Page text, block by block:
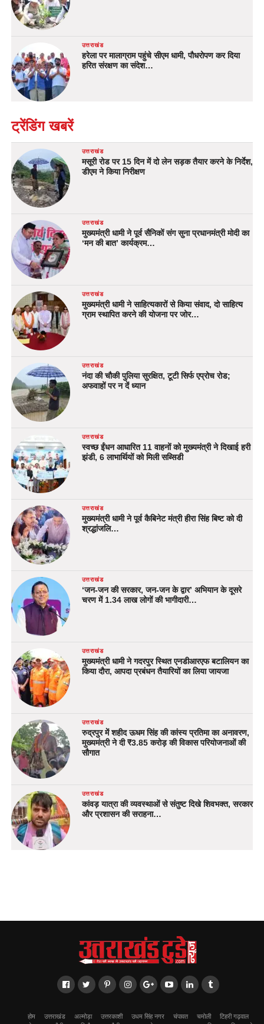
उत्तराखंड
हरेला पर मालाग्राम पहुंचे सीएम धामी, पौधरोपण कर दिया
हरित संरक्षण का संदेश…
ट्रेंडिंग खबरें
उत्तराखंड
मसूरी रोड पर 15 दिन में दो लेन सड़क तैयार करने के निर्देश,
डीएम ने किया निरीक्षण
उत्तराखंड
मुख्यमंत्री धामी ने पूर्व सैनिकों संग सुना प्रधानमंत्री मोदी का
‘मन की बात’ कार्यक्रम…
उत्तराखंड
मुख्यमंत्री धामी ने साहित्यकारों से किया संवाद, दो साहित्य
ग्राम स्थापित करने की योजना पर जोर…
उत्तराखंड
नंदा की चौकी पुलिया सुरक्षित, टूटी सिर्फ एप्रोच रोड;
अफवाहों पर न दें ध्यान
उत्तराखंड
स्वच्छ ईंधन आधारित 11 वाहनों को मुख्यमंत्री ने दिखाई हरी
झंडी, 6 लाभार्थियों को मिली सब्सिडी
उत्तराखंड
मुख्यमंत्री धामी ने पूर्व कैबिनेट मंत्री हीरा सिंह बिष्ट को दी
श्रद्धांजलि…
उत्तराखंड
‘जन-जन की सरकार, जन-जन के द्वार’ अभियान के दूसरे
चरण में 1.34 लाख लोगों की भागीदारी…
उत्तराखंड
मुख्यमंत्री धामी ने गदरपुर स्थित एनडीआरएफ बटालियन का
किया दौरा, आपदा प्रबंधन तैयारियों का लिया जायजा
उत्तराखंड
रुद्रपुर में शहीद ऊधम सिंह की कांस्य प्रतिमा का अनावरण,
मुख्यमंत्री ने दी ₹3.85 करोड़ की विकास परियोजनाओं की
सौगात
उत्तराखंड
कांवड़ यात्रा की व्यवस्थाओं से संतुष्ट दिखे शिवभक्त, सरकार
और प्रशासन की सराहना…
होम उत्तराखंड अल्मोड़ा उत्तरकाशी उधम सिंह नगर चंपावत चमोली
टिहरी गढ़वाल